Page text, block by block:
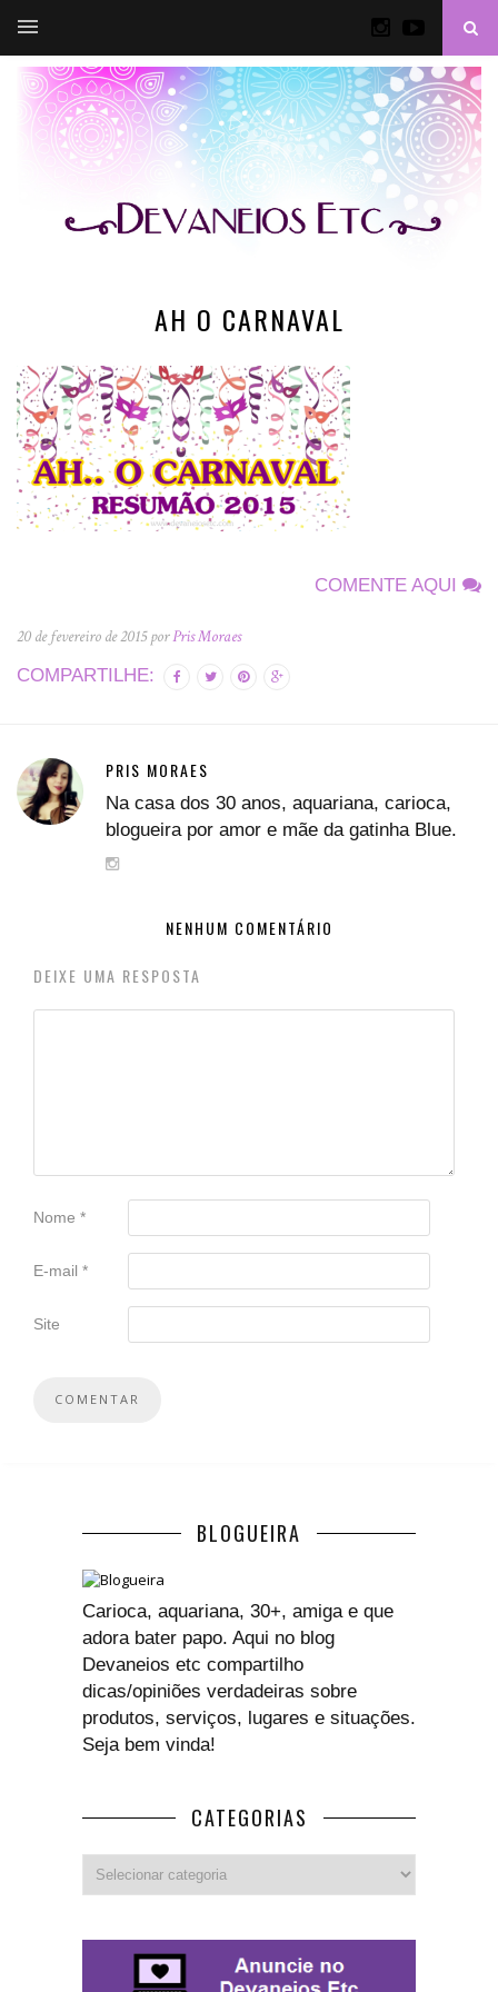
AH O CARNAVAL
COMENTE AQUI
20 de fevereiro de 2015 porPris Moraes
COMPARTILHE:
PRIS MORAES
Na casa dos 30 anos, aquariana, carioca,
blogueira por amor e mãe da gatinha Blue.
NENHUM COMENTÁRIO
DEIXE UMA RESPOSTA
Nome *
E-mail *
Site
BLOGUEIRA
Carioca, aquariana, 30+, amiga e que
adora bater papo. Aqui no blog
Devaneios etc compartilho
dicas/opiniões verdadeiras sobre
produtos, serviços, lugares e situações.
Seja bem vinda!
CATEGORIAS